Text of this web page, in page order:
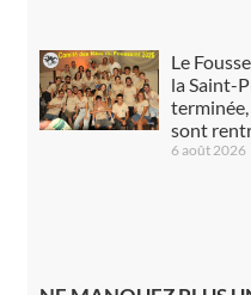
Le
la Saint-
sont
6 août 2026